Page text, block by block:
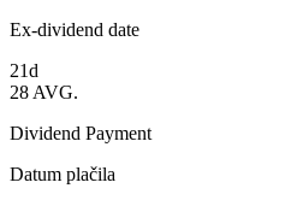
Ex-dividend date
21d
28 AVG.
Dividend Payment
Datum plačila